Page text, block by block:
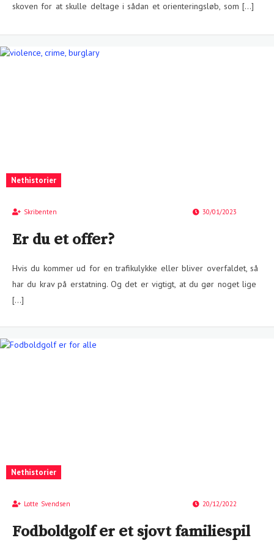
skoven for at skulle deltage i sådan et orienteringsløb, som […]
Nethistorier
Skribenten 30/01/2023
Er du et offer?
Hvis du kommer ud for en trafikulykke eller bliver overfaldet, så
har du krav på erstatning. Og det er vigtigt, at du gør noget lige
[…]
Nethistorier
Lotte Svendsen 20/12/2022
Fodboldgolf er et sjovt familiespil